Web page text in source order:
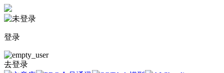
登录
去登录